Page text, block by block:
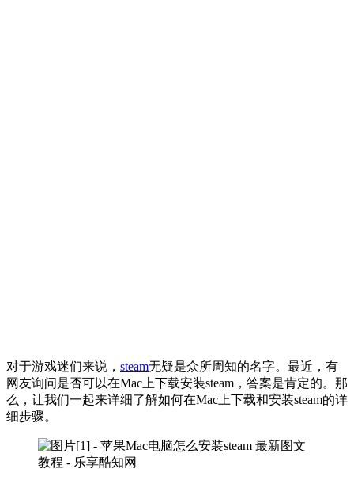
对于游戏迷们来说， steam无疑是众所周知的名字。最近，有
网友询问是否可以在Mac上下载安装steam，答案是肯定的。那
么，让我们一起来详细了解如何在Mac上下载和安装steam的详
细步骤。